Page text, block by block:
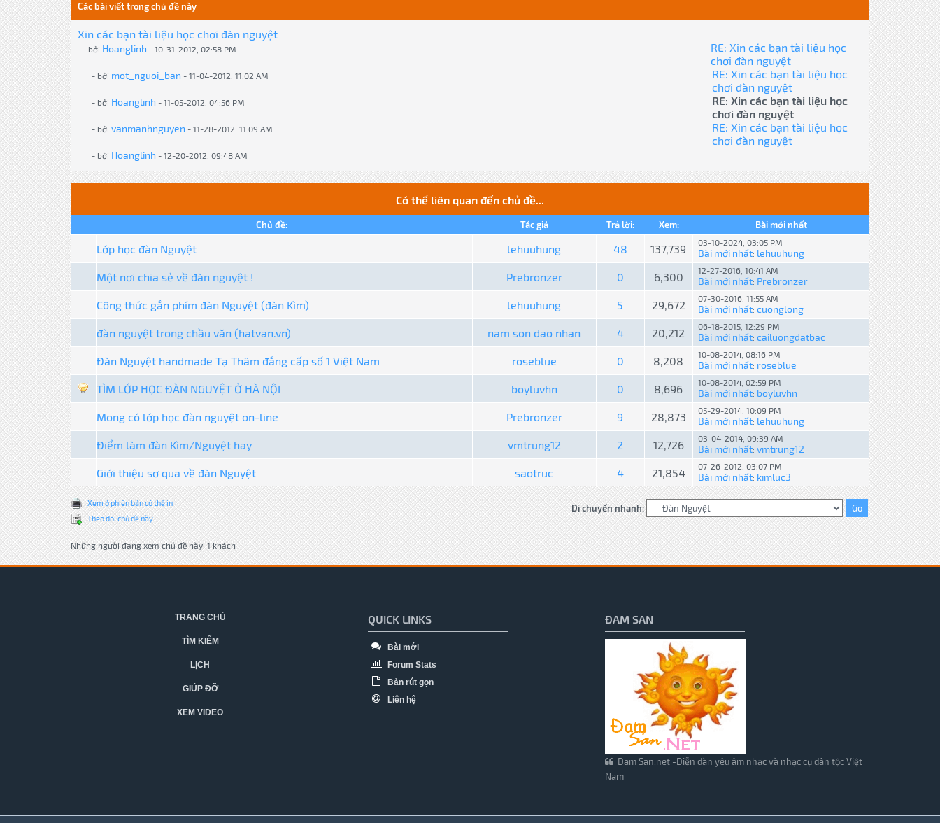
Các bài viết trong chủ đề này
Xin các bạn tài liệu học chơi đàn nguyệt
- bởi Hoanglinh - 10-31-2012, 02:58 PM
RE: Xin các bạn tài liệu học
chơi đàn nguyệt
- bởi mot_nguoi_ban - 11-04-2012, 11:02 AM
RE: Xin các bạn tài liệu học
chơi đàn nguyệt
- bởi Hoanglinh - 11-05-2012, 04:56 PM
RE: Xin các bạn tài liệu học
chơi đàn nguyệt
- bởi vanmanhnguyen - 11-28-2012, 11:09 AM
RE: Xin các bạn tài liệu học
chơi đàn nguyệt
- bởi Hoanglinh - 12-20-2012, 09:48 AM
Có thể liên quan đến chủ đề...
Chủ đề: Tác giả Trả lời: Xem: Bài mới nhất
Lớp học đàn Nguyệt lehuuhung 48 137,739 03-10-2024, 03:05 PM
Bài mới nhất: lehuuhung
Một nơi chia sẻ về đàn nguyệt ! Prebronzer 0 6,300 12-27-2016, 10:41 AM
Bài mới nhất: Prebronzer
Công thức gắn phím đàn Nguyệt (đàn Kìm) lehuuhung 5 29,672 07-30-2016, 11:55 AM
Bài mới nhất: cuonglong
đàn nguyệt trong chầu văn (hatvan.vn) nam son dao nhan 4 20,212 06-18-2015, 12:29 PM
Bài mới nhất: cailuongdatbac
Đàn Nguyệt handmade Tạ Thâm đẳng cấp số 1 Việt Nam roseblue 0 8,208 10-08-2014, 08:16 PM
Bài mới nhất: roseblue
TÌM LỚP HỌC ĐÀN NGUYỆT Ở HÀ NỘI boyluvhn 0 8,696 10-08-2014, 02:59 PM
Bài mới nhất: boyluvhn
Mong có lớp học đàn nguyệt on-line Prebronzer 9 28,873 05-29-2014, 10:09 PM
Bài mới nhất: lehuuhung
Điểm làm đàn Kìm/Nguyệt hay vmtrung12 2 12,726 03-04-2014, 09:39 AM
Bài mới nhất: vmtrung12
Giới thiệu sơ qua về đàn Nguyệt saotruc 4 21,854 07-26-2012, 03:07 PM
Bài mới nhất: kimluc3
Xem ở phiên bản có thể in
Theo dõi chủ đề này
Di chuyển nhanh:
Những người đang xem chủ đề này: 1 khách
TRANG CHỦ
TÌM KIẾM
LỊCH
GIÚP ĐỠ
XEM VIDEO
QUICK LINKS
Bài mới
Forum Stats
Bản rút gọn
Liên hệ
ĐAM SAN
Đam San.net -Diễn đàn yêu âm nhạc và nhạc cụ dân tộc Việt
Nam